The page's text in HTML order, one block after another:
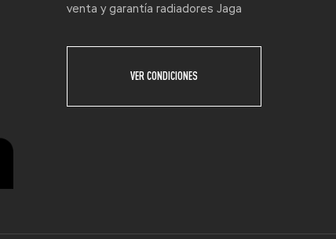
venta y garantía radiadores Jaga
VER CONDICIONES